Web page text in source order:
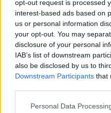
opt-out request is processed
interest-based ads based on
us or personal information
your opt-out. You may
disclosure of your personal
IAB’s list of downstream
also be disclosed by us to
Downstream Participants that
Personal Data
de către stat – practic,
intervenționist.Somități
Bogdan ne explicau cum e
că se fac investiții publice,
publice se dezvoltă